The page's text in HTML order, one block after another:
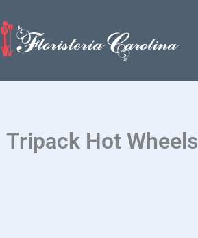
al
contenido
Tripack Hot Wheels